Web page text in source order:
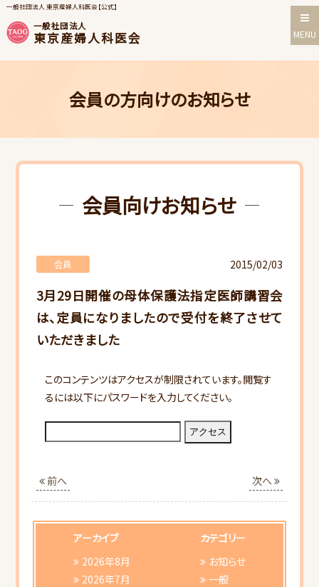
MENU
一般社団法人 東京産婦人科医会【公式】
一般社団法人
東京産婦人科医会
会員の方向けのお知らせ
会員向けお知らせ
3月29日開催の母体保護法指定医師講習会
は、定員になりましたので受付を終了させて
いただきました
会員 2015/02/03
このコンテンツはアクセスが制限されています。閲覧す
るには以下にパスワードを入力してください。
前へ 次へ
アーカイブ
2026年8月
2026年7月
カテゴリー
お知らせ
一般
HOME
行事スケジュール
会員向けご案内